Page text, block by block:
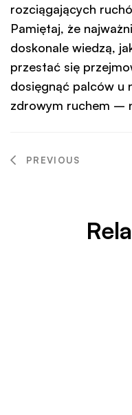
rozciągających
Pamiętaj, że
doskonale wiedzą,
przestać się
dosięgnąć palców u
zdrowym ruchem –
PREVIOUS